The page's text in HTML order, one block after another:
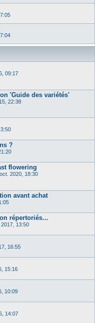
09:17
'Guide des variétés'
22:38
?
flowering
2020, 18:30
avant achat
répertoriés...
13:50
16:55
15:16
10:09
14:07